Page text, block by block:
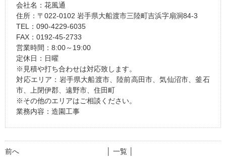
会社名：花風通
住所：〒022-0102 岩手県大船渡市三陸町吉浜字扇洞84-3
TEL：090-4229-6035
FAX：0192-45-2733
営業時間：8:00～19:00
定休日：日曜
※見積や打ち合わせは対応致します。
対応エリア：岩手県大船渡市、陸前高田市、気仙沼市、釜石
市、上閉伊郡、遠野市、住田町
※その他のエリアはご相談ください。
業務内容：造園工事
前へ │ 一覧 │